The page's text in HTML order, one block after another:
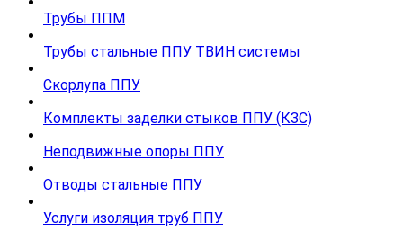
Трубы ППМ
Трубы стальные ППУ ТВИН системы
Скорлупа ППУ
Комплекты заделки стыков ППУ (КЗС)
Неподвижные опоры ППУ
Отводы стальные ППУ
Услуги изоляция труб ППУ